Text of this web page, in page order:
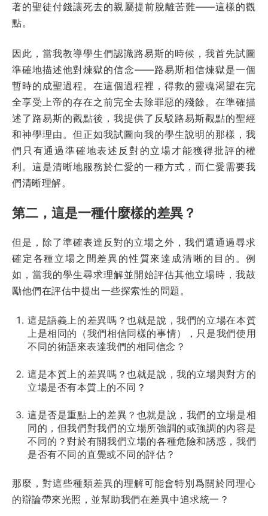
著的聖徒付錢讓死去的親屬提前脫離苦難——這樣的觀
點。
因此，當我教導學生們認識路易斯的時候，我首先試圖
準確地描述他對煉獄的信念——路易斯相信煉獄是一個
暫時的成聖過程。在這個過程裡，得救的靈魂渴望在完
全享受上帝的存在之前完全去除罪惡的殘餘。在準確描
述了路易斯的觀點後，我提供了反駁路易斯觀點的聖經
和神學理由。但正如我試圖向我的學生說明的那樣，我
們只有通過準確地表述反對的立場才能獲得批評的權
利。這是清晰地服務於仁愛的一種方式，而仁愛需要我
們清晰理解。
第二，這是一種什麼樣的差異？
但是，除了準確表達反對的立場之外，我們還通過尋求
確定各種立場之間差異的性質來達成清晰的目的。例
如，當我的學生尋求理解並開始評估其他立場時，我鼓
勵他們在評估中提出一些探索性的問題。
這是語義上的差異嗎？也就是說，我們的立場在本質
上是相同的（我們相信同樣的事情），只是我們使用
不同的術語來表達我們的相同信念？
這是本質上的差異嗎？也就是說，我的立場與對方的
立場是否有本質上的不同？
這是否是重點上的差異？也就是說，我們的立場是相
同的，但我們對我們的立場所強調的或強調的內容是
不同的？對於有關我們立場的各種危險和誘惑，我們
是否有不同的直覺或不同的評估？
那麼，對這些種類差異的理解可能會特別爲關於同理心
的辯論帶來光照，並幫助我們在差異中追求統一？